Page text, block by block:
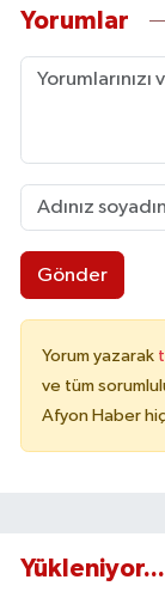
Yorumlar
Gönder
Yorum yazarak
ve tüm
Afyon Haber
Yükleniyor...